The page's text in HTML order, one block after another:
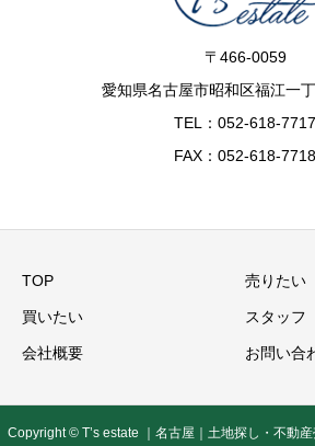
〒466-0059
愛知県名古屋市昭和区福江一
TEL：052-618-7717
FAX：052-618-7718
TOP 売りたい
買いたい スタッフ
会社概要 お問い合
Copyright © T’s estate ｜名古屋｜土地探し・不動